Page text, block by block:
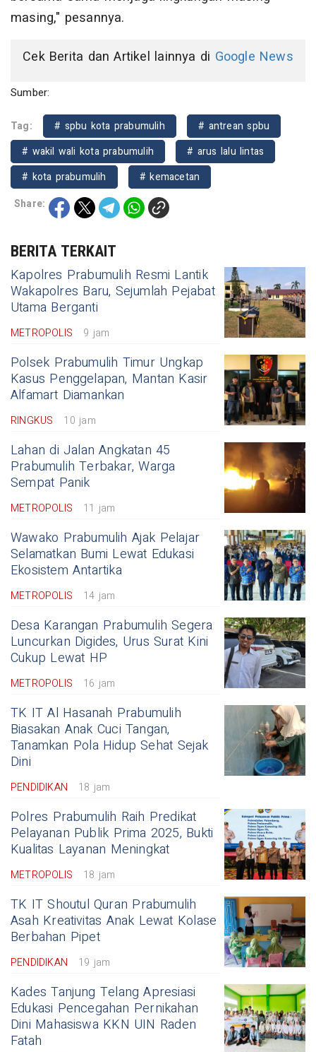
masing," pesannya.
Cek Berita dan Artikel lainnya di Google News
Sumber:
Tag: # spbu kota prabumulih
# antrean spbu
# wakil wali kota prabumulih
# arus lalu lintas
# kota prabumulih
# kemacetan
Share:
BERITA TERKAIT
Kapolres Prabumulih Resmi Lantik
Wakapolres Baru, Sejumlah Pejabat
Utama Berganti
METROPOLIS 9 jam
Polsek Prabumulih Timur Ungkap
Kasus Penggelapan, Mantan Kasir
Alfamart Diamankan
RINGKUS 10 jam
Lahan di Jalan Angkatan 45
Prabumulih Terbakar, Warga
Sempat Panik
METROPOLIS 11 jam
Wawako Prabumulih Ajak Pelajar
Selamatkan Bumi Lewat Edukasi
Ekosistem Antartika
METROPOLIS 14 jam
Desa Karangan Prabumulih Segera
Luncurkan Digides, Urus Surat Kini
Cukup Lewat HP
METROPOLIS 16 jam
TK IT Al Hasanah Prabumulih
Biasakan Anak Cuci Tangan,
Tanamkan Pola Hidup Sehat Sejak
Dini
PENDIDIKAN 18 jam
Polres Prabumulih Raih Predikat
Pelayanan Publik Prima 2025, Bukti
Kualitas Layanan Meningkat
METROPOLIS 18 jam
TK IT Shoutul Quran Prabumulih
Asah Kreativitas Anak Lewat Kolase
Berbahan Pipet
PENDIDIKAN 19 jam
Kades Tanjung Telang Apresiasi
Edukasi Pencegahan Pernikahan
Dini Mahasiswa KKN UIN Raden
Fatah